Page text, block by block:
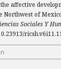
affective
Northwest of
Sociales Y